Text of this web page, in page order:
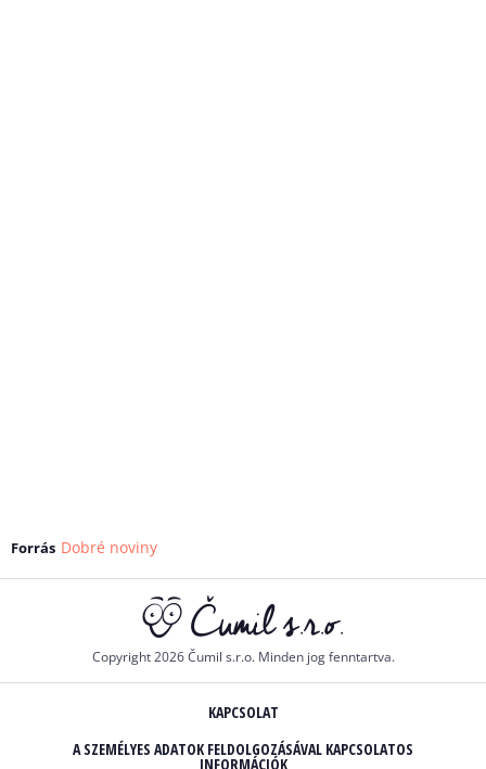
Forrás Dobré noviny
Copyright 2026 Čumil s.r.o. Minden jog fenntartva.
KAPCSOLAT
A SZEMÉLYES ADATOK FELDOLGOZÁSÁVAL KAPCSOLATOS
INFORMÁCIÓK